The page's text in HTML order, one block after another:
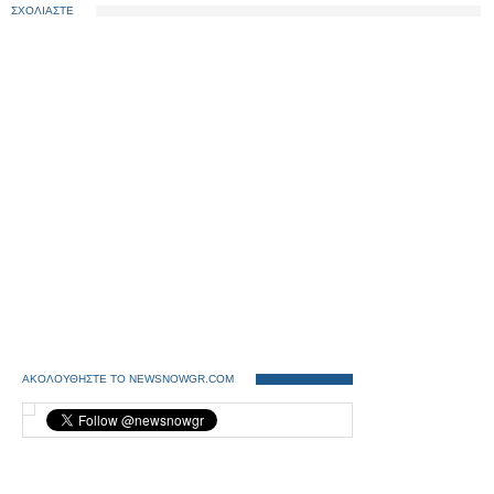
ΣΧΟΛΙΑΣΤΕ
ΑΚΟΛΟΥΘΗΣΤΕ ΤΟ NEWSNOWGR.COM